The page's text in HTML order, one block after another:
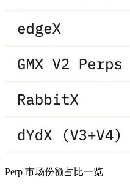
Perp 市场份额占比一览